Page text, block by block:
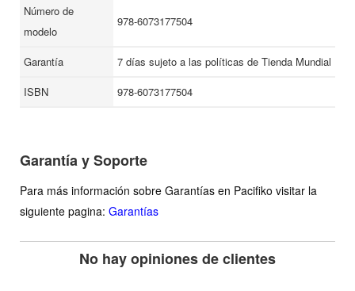
Número de
modelo
978-6073177504
Garantía
7 días sujeto a las políticas de Tienda Mundial
ISBN
978-6073177504
Garantía y Soporte
Para más información sobre Garantías en Pacifiko visitar la
siguiente pagina: Garantías
No hay opiniones de clientes